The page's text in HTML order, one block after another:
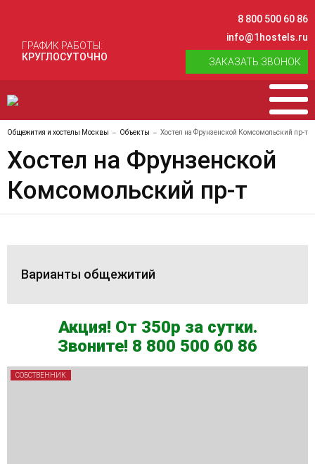
ГРАФИК РАБОТЫ:
КРУГЛОСУТОЧНО
8 800 500 60 86
info@1hostels.ru
ЗАКАЗАТЬ ЗВОНОК
Общежития и хостелы Москвы Объекты Хостел на Фрунзенской Комсомольский пр-т
Хостел на Фрунзенской
Комсомольский пр-т
Варианты общежитий
Акция! От 350р за сутки.
Звоните! 8 800 500 60 86
СОБСТВЕННИК